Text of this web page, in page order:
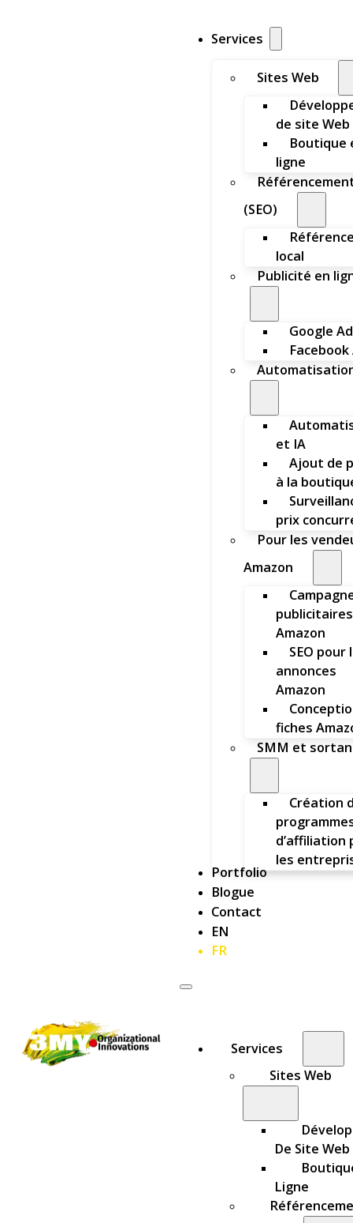
Services
Sites Web
de site Web
Boutique
ligne
(SEO)
local
Publicité en
Google
Facebook
et IA
Ajout de
à la
prix
Pour les
Amazon
publicitaires
Amazon
SEO pour
annonces
Amazon
fiches
SMM et
Création
d’affiliation
les
Portfolio
Blogue
Contact
EN
FR
Services
Sites Web
De Site Web
Ligne